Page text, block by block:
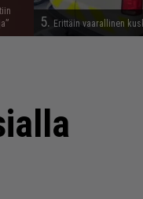
5. Erittäin vaarallinen